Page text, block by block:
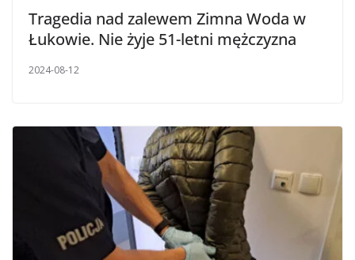
Tragedia nad zalewem Zimna Woda w
Łukowie. Nie żyje 51-letni mężczyzna
2024-08-12